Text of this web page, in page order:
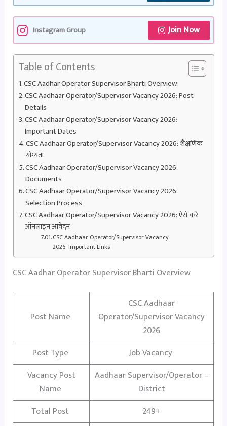
Instagram Group Join Now
Table of Contents
CSC Aadhar Operator Supervisor Bharti Overview
CSC Aadhaar Operator/Supervisor Vacancy 2026: Post
Details
CSC Aadhaar Operator/Supervisor Vacancy 2026:
Important Dates
CSC Aadhaar Operator/Supervisor Vacancy 2026: शैक्षणिक
योग्यता
CSC Aadhaar Operator/Supervisor Vacancy 2026:
Documents
CSC Aadhaar Operator/Supervisor Vacancy 2026:
Selection Process
CSC Aadhaar Operator/Supervisor Vacancy 2026: ऐसे करे
ऑनलाइन आवेदन
CSC Aadhaar Operator/Supervisor Vacancy
2026: Important Links
CSC Aadhar Operator Supervisor Bharti Overview
Post Name
CSC Aadhaar
Operator/Supervisor Vacancy
2026
Post Type
Job Vacancy
Vacancy Post
Name
Aadhaar Supervisor/Operator –
District
Total Post
249+